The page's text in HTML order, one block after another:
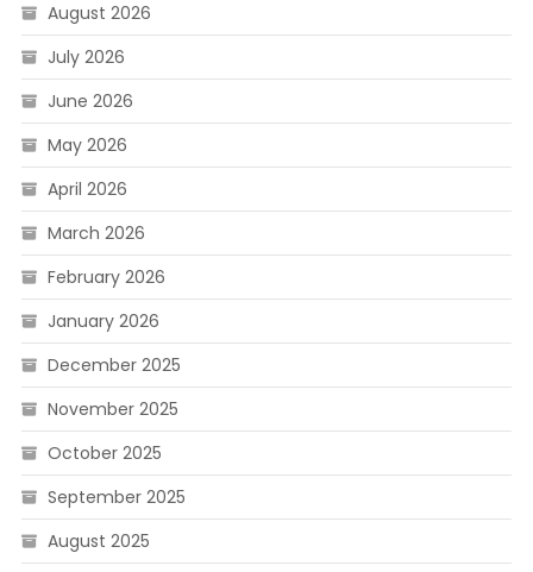
August 2026
July 2026
June 2026
May 2026
April 2026
March 2026
February 2026
January 2026
December 2025
November 2025
October 2025
September 2025
August 2025